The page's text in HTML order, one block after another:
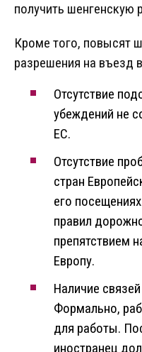
получить шенгенскую
Кроме того, повысят
разрешения на въезд
Отсутствие
убеждений не
ЕС.
Отсутствие
стран
его
правил
препятствием
Европу.
Наличие
Формально,
для работы.
иностранец